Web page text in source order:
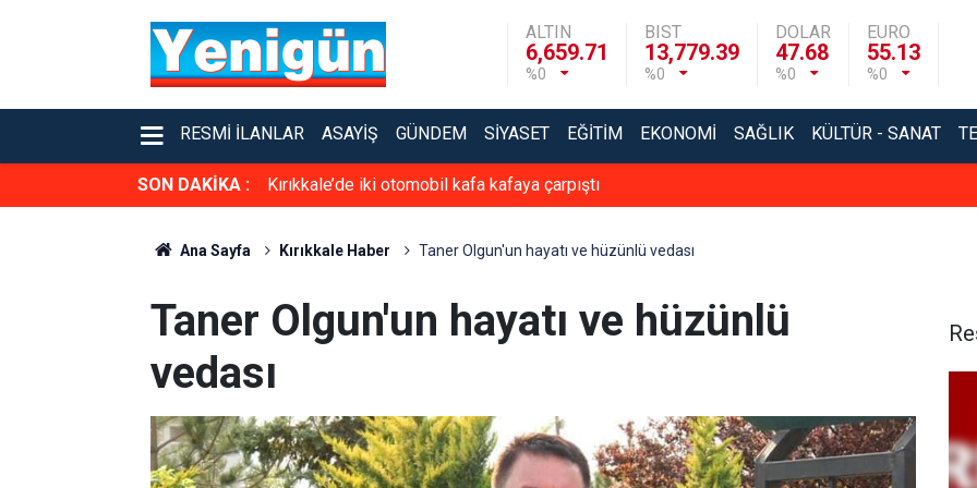
ALTIN
6,659.71
%0
BIST
13,779.39
%0
DOLAR
47.68
%0
EURO
55.13
%0
RESMI İLANLAR ASAYIŞ GÜNDEM SIYASET EĞITIM EKONOMI SAĞLIK KÜLTÜR - SANAT
SON DAKİKA : Kırıkkale’de iki otomobil kafa kafaya çarpıştı
Ana Sayfa Kırıkkale Haber Taner Olgun'un hayatı ve hüzünlü vedası
Taner Olgun'un hayatı ve hüzünlü
vedası